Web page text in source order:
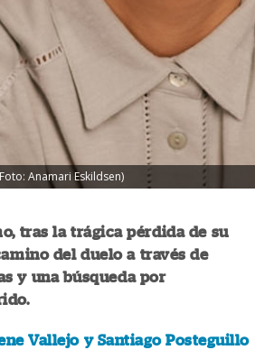
Anamari Eskildsen)
tras la trágica pérdida de su
del duelo a través de
y una búsqueda por
Vallejo y Santiago Posteguillo